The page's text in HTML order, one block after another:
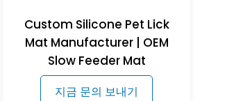
Custom Silicone Pet Lick
Mat Manufacturer | OEM
Slow Feeder Mat
지금 문의 보내기